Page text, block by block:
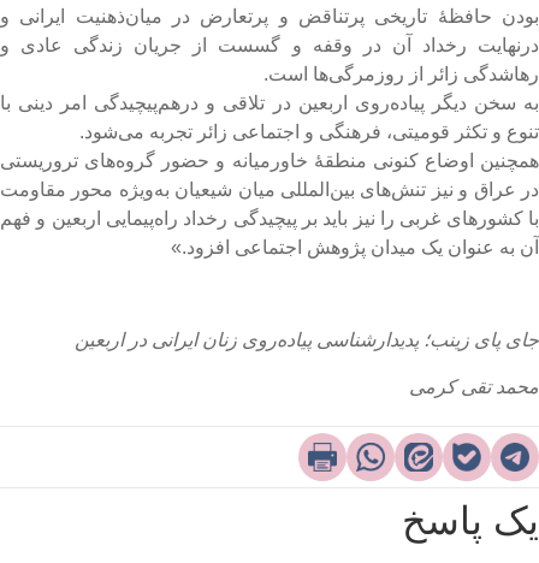
حافظۀ تاریخی پرتناقض و پرتعارض در میان‌ذهنیت ایرانی و
رخداد آن در وقفه و گسست از جریان زندگی عادی و
زائر از روزمرگی‌ها است.
سخن دیگر پیاده‌روی اربعین در تلاقی و درهم‌پیچیدگی امر دینی با
و تکثر قومیتی، فرهنگی و اجتماعی زائر تجربه می‌شود.
اوضاع کنونی منطقۀ خاورمیانه و حضور گروه‌های تروریستی
عراق و نیز تنش‌های بین‌المللی میان شیعیان به‌ویژه محور مقاومت
کشورهای غربی را نیز باید بر پیچیدگی رخداد راه‌پیمایی اربعین و فهم
به عنوان یک میدان پژوهش اجتماعی افزود.»
پای زینب؛ پدیدارشناسی پیاده‌روی زنان ایرانی در اربعین
تقی کرمی
پاسخ